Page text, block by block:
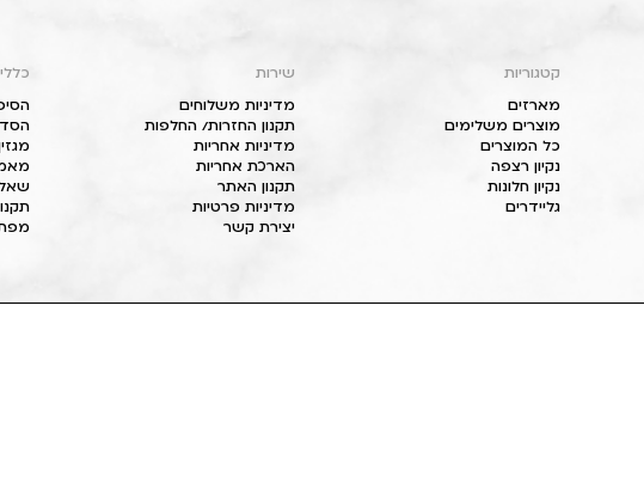
קטגוריות
מארזים
מוצרים משלימים
כל המוצרים
נקיון רצפה
נקיון חלונות
גליידרים
שירות
מדיניות משלוחים
תקנון החזרות/ החלפות
מדיניות אחריות
הארכת אחריות
תקנון האתר
מדיניות פרטיות
יצירת קשר
כללי